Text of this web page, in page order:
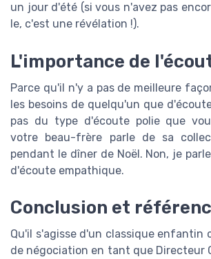
un jour d'été (si vous n'avez pas
le, c'est une révélation !).
L'importance de
Parce qu'il n'y a pas de meilleure
les besoins de quelqu'un que
pas du type d'écoute polie que
votre beau-frère parle de sa
pendant le dîner de Noël. Non, je
d'écoute empathique.
Conclusion et
Qu'il s'agisse d'un classique enfantin
de négociation en tant que Directeur